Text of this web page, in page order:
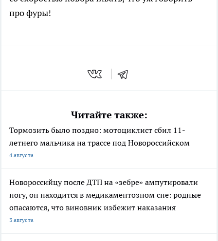
про фуры!
Читайте также:
Тормозить было поздно: мотоциклист сбил 11-
летнего мальчика на трассе под Новороссийском
4 августа
Новороссийцу после ДТП на «зебре» ампутировали
ногу, он находится в медикаментозном сне: родные
опасаются, что виновник избежит наказания
3 августа